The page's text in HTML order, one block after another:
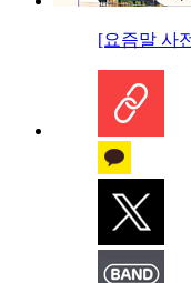
[요즘말 사